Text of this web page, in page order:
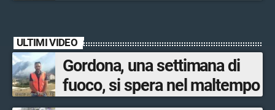
ULTIMI VIDEO
Gordona, una settimana di
fuoco, si spera nel maltempo